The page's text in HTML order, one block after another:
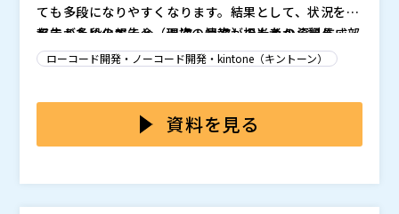
ントから
・基本設計レベルへの要約 ・要件定義レベルへの抽象
化
など、上位ドキュメントの自動生成が可能になる見込み
実装方針とロードマップのみを紹介します。
・VB / Java / Delphi / C# などの 旧世代オープン系シ
で 現行仕様の把握に苦労している方 ・影響範囲調査や
ても多段になりやすくなります。結果として、状況を共
有するための報告会（週次・月次）のための資料作成・
関係者の確認や調整などの作業が多く発生するため、意
報告が多段化すると、現場の情報が担当者から課長・部
長・役員へとバケツリレーのように受け渡される中で、
整合確認などに時間が取られて差し戻しや修正が増え、
報告対応が“終わらない仕事”になりがちです。結果とし
工数がとられ、現場の改善やメンバー支援、意思決定な
ど本来の業務に使う時間が削られてしまいます。
し、現場で入力した情報をそのままダッシュボードで可
視化し、報告へつなげていく進め方を、デモを交えて分
ーティブワークマネジメント（CWM）」部門におい
て、として評価されています。ノーコードのため、開
株式会社オープンソース活用研究所（）
マジセミ株式会社（）
ローコード開発・ノーコード開発・kintone（キントーン）
資料を見る